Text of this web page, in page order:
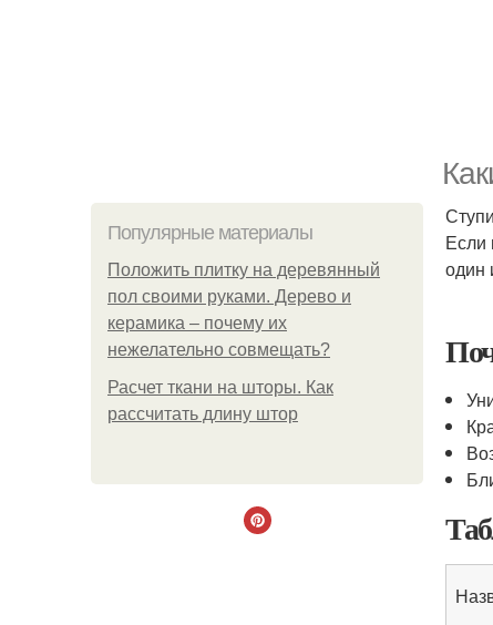
Популярные материалы
Положить плитку на деревянный
пол своими руками. Дерево и
керамика – почему их
нежелательно совмещать?
Расчет ткани на шторы. Как
рассчитать длину штор
Если
один